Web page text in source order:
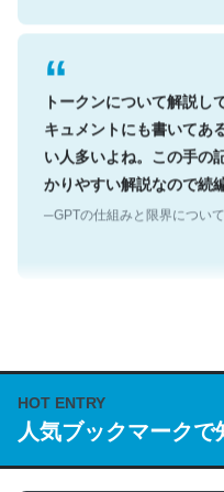
トークンについて解説し
キュメントにも書いてあ
い人多いよね。この手の
かりやすい解説なので続
─GPTの仕組みと限界につい
説してる記事が少ないの
https://
/064121
─GPTの仕組みと限界につい
HOT ENTRY
人気ブックマークで